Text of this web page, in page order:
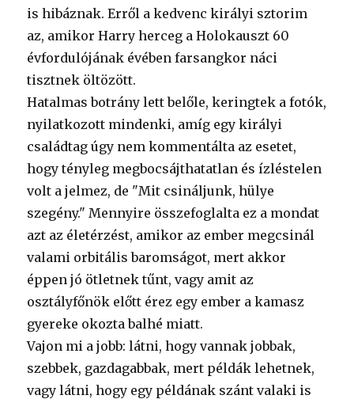
is hibáznak. Erről a kedvenc királyi sztorim
az, amikor Harry herceg a Holokauszt 60
évfordulójának évében farsangkor náci
tisztnek öltözött.
Hatalmas botrány lett belőle, keringtek a fotók,
nyilatkozott mindenki, amíg egy királyi
családtag úgy nem kommentálta az esetet,
hogy tényleg megbocsájthatatlan és ízléstelen
volt a jelmez, de "Mit csináljunk, hülye
szegény." Mennyire összefoglalta ez a mondat
azt az életérzést, amikor az ember megcsinál
valami orbitális baromságot, mert akkor
éppen jó ötletnek tűnt, vagy amit az
osztályfőnök előtt érez egy ember a kamasz
gyereke okozta balhé miatt.
Vajon mi a jobb: látni, hogy vannak jobbak,
szebbek, gazdagabbak, mert példák lehetnek,
vagy látni, hogy egy példának szánt valaki is